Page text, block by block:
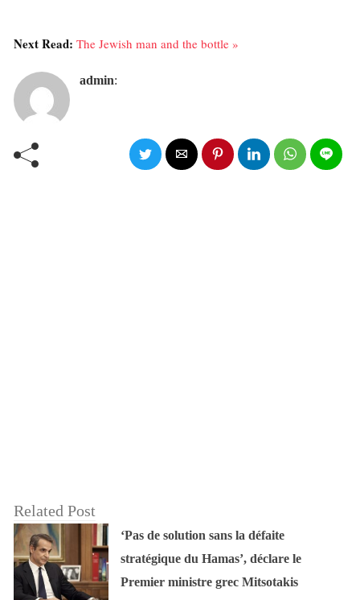
Next Read: The Jewish man and the bottle »
admin:
Related Post
‘Pas de solution sans la défaite
stratégique du Hamas’, déclare le
Premier ministre grec Mitsotakis